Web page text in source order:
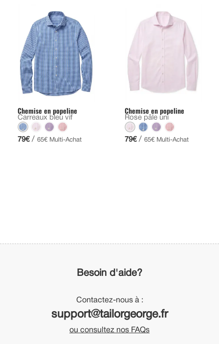
Chemise en popeline
Carreaux bleu vif
79€ / 65€ Multi-Achat
Chemise en popeline
Rose pâle uni
79€ / 65€ Multi-Achat
Besoin d'aide?
Contactez-nous à :
support@tailorgeorge.fr
ou consultez nos FAQs